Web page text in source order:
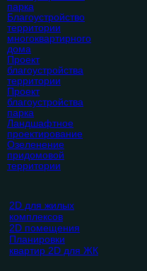
парка
Благоустройство
территории
многоквартирного
дома
Проект
благоустройства
территории
Проект
благоустройства
парка
Ландшафтное
проектирование
Озеленение
придомовой
территории
2D для жилых
комплексов
2D помещения
Планировки
квартир 2D для ЖК